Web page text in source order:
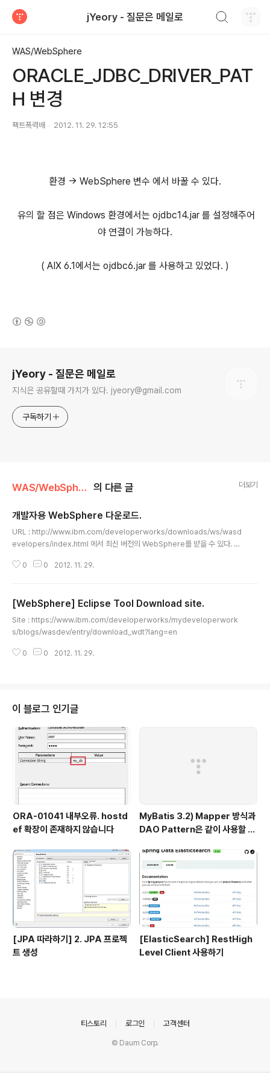
jYeory - 질문은 메일로
WAS/WebSphere
ORACLE_JDBC_DRIVER_PAT
H 변경
팩트폭력배 2012. 11. 29. 12:55
환경 -> WebSphere 변수 에서 바꿀 수 있다.
유의 할 점은 Windows 환경에서는 ojdbc14.jar 를 설정해주어
야 연결이 가능하다.
( AIX 6.1에서는 ojdbc6.jar 를 사용하고 있었다. )
jYeory - 질문은 메일로
지식은 공유할때 가치가 있다. jyeory@gmail.com
구독하기
WAS/WebSphere 의 다른 글 더보기
개발자용 WebSphere 다운로드.
URL : http://www.ibm.com/developerworks/downloads/ws/wasd
evelopers/index.html 에서 최신 버전의 WebSphere를 받을 수 있다. 이
전을 다운로드 할 수 있다.
0 0 2012. 11. 29.
[WebSphere] Eclipse Tool Download site.
Site : https://www.ibm.com/developerworks/mydeveloperwork
s/blogs/wasdev/entry/download_wdt?lang=en
0 0 2012. 11. 29.
이 블로그 인기글
ORA-01041 내부오류. hostd
ef 확장이 존재하지 않습니다
MyBatis 3.2) Mapper 방식과
DAO Pattern은 같이 사용할 수
[JPA 따라하기] 2. JPA 프로젝
트 생성
[ElasticSearch] RestHigh
Level Client 사용하기
티스토리 로그인 고객센터
© Daum Corp.